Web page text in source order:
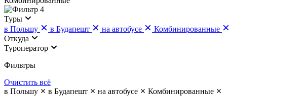
4
Туры
в Польшу
в Будапешт на автобусе
Комбинированные
Откуда
Туроператор
Фильтры
Очистить всё
в Польшу
в Будапешт на автобусе
Комбинированные